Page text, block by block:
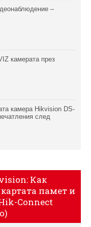
–
камерата през
камера Hikvision DS-
след
Как
памет и
Connect